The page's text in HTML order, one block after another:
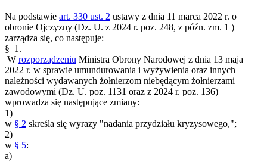
Na podstawie art. 330 ust. 2 ustawy z dnia 11 marca 2022 r. o
obronie Ojczyzny (Dz. U. z 2024 r. poz. 248, z późn. zm. 1 )
zarządza się, co następuje:
§ 1.
W rozporządzeniu Ministra Obrony Narodowej z dnia 13 maja
2022 r. w sprawie umundurowania i wyżywienia oraz innych
należności wydawanych żołnierzom niebędącym żołnierzami
zawodowymi (Dz. U. poz. 1131 oraz z 2024 r. poz. 136)
wprowadza się następujące zmiany:
1)
w § 2 skreśla się wyrazy "nadania przydziału kryzysowego,";
2)
w § 5:
a)